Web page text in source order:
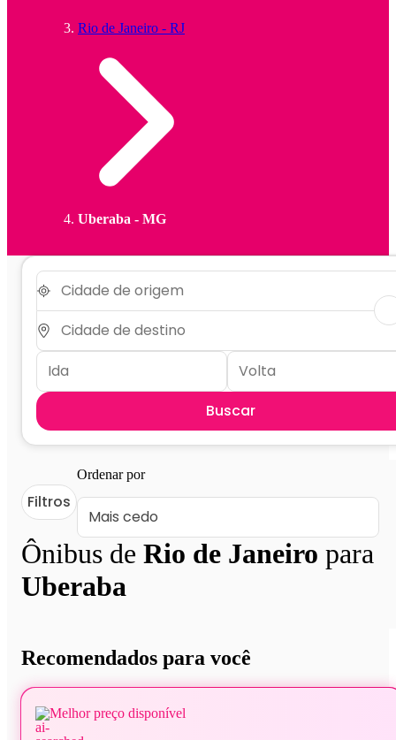
Rio de Janeiro - RJ
Uberaba - MG
Buscar
Ônibus de Rio de Janeiro para
Uberaba
Filtros
Ordenar por
Recomendados para você
Melhor preço disponível